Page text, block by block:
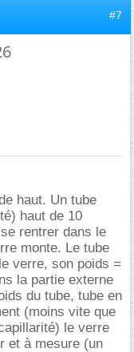
#7
haut. Un tube
haut de 10
rentrer dans le
monte. Le tube
verre, son poids =
la partie externe
du tube, tube en
(moins vite que
le verre
et à mesure (un